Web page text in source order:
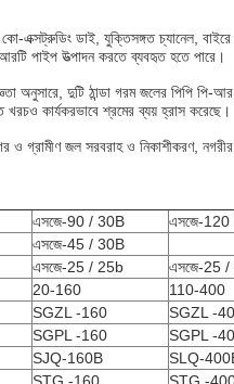
এক্সট্রুডিং ডাই, যুক্তিসঙ্গত চ্যানেল,
পাইপ উত্পাদন করতে ব্যবহৃত হতে পারে।
অনুসারে, দুটি ঠান্ডা গরম জলের পিপি পি-
কার্যকরভাবে শ্রমের ব্যয় হ্রাস করেছে।
গ্রামীণ জল সরবরাহ ও নিকাশীকরণ, নগরীর
এসজে-90 / 30B এসজে-
এসজে-45 / 30B
এসজে-25 / 25b এসজে-25
20-160 110-400
SGZL -160 SGZL -
SGPL -160 SGPL -
SJQ-160B SLQ-